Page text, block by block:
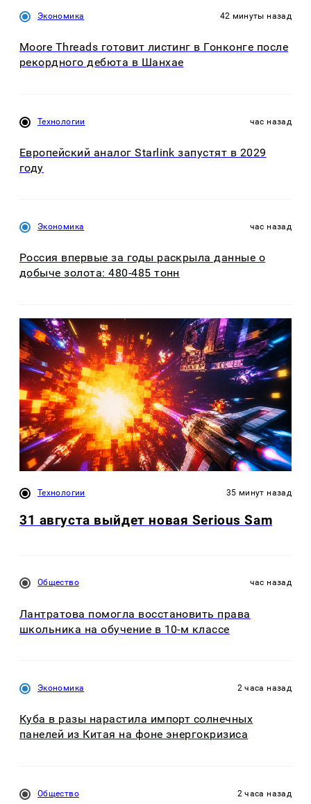
Экономика 42 минуты назад
Moore Threads готовит листинг в Гонконге после
рекордного дебюта в Шанхае
Технологии час назад
Европейский аналог Starlink запустят в 2029
году
Экономика час назад
Россия впервые за годы раскрыла данные о
добыче золота: 480-485 тонн
Технологии 35 минут назад
31 августа выйдет новая Serious Sam
Общество час назад
Лантратова помогла восстановить права
школьника на обучение в 10-м классе
Экономика 2 часа назад
Куба в разы нарастила импорт солнечных
панелей из Китая на фоне энергокризиса
Общество 2 часа назад